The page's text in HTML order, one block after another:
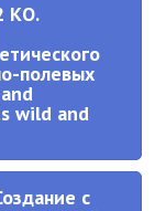
КО.
полевых
wild and
с